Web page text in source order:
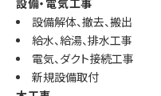
設備・電気工事
設備解体、撤去、搬出
給水、給湯、排水工事
電気、ダクト接続工事
新規設備取付